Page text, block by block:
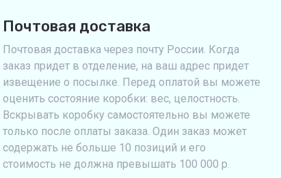
Почтовая доставка
Почтовая доставка через почту России. Когда
заказ придет в отделение, на ваш адрес придет
извещение о посылке. Перед оплатой вы можете
оценить состояние коробки: вес, целостность.
Вскрывать коробку самостоятельно вы можете
только после оплаты заказа. Один заказ может
содержать не больше 10 позиций и его
стоимость не должна превышать 100 000 р.